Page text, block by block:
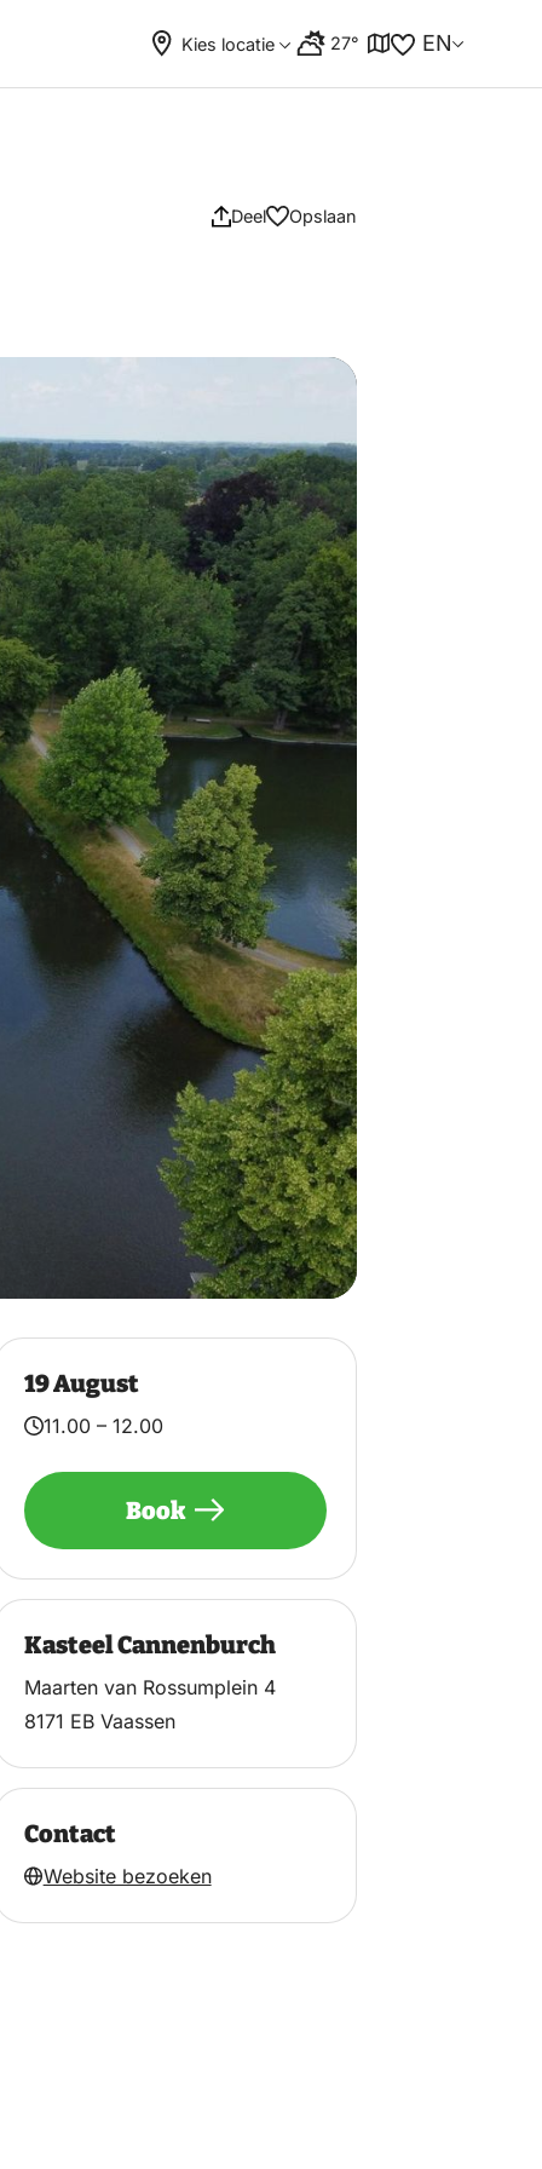
Kies locatie 27° EN
Deel Opslaan
19 August
11.00 – 12.00
Book
Kasteel Cannenburch
Maarten van Rossumplein 4
8171 EB Vaassen
Contact
Website bezoeken